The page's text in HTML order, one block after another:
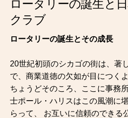
ロータリーの誕生と
クラブ
ロータリーの誕生とその成長
20世紀初頭のシカゴの街は、著
で、商業道徳の欠如が目につく
ちょうどそのころ、ここに事務
士ポール・ハリスはこの風潮に
らって、 お互いに信頼のできる